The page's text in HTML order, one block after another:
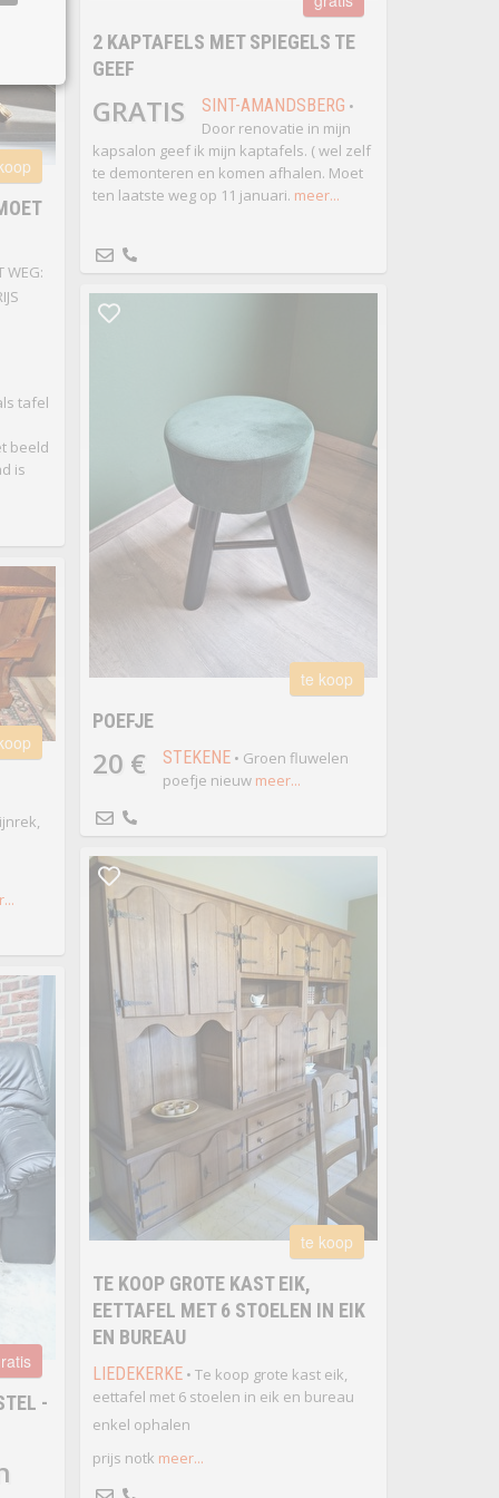
2 KAPTAFELS MET SPIEGELS TE
GEEF
GRATIS SINT-AMANDSBERG •
Door renovatie in mijn
kapsalon geef ik mijn kaptafels. ( wel zelf
te demonteren en komen afhalen. Moet
ten laatste weg op 11 januari. meer...
WEG:
tafel
beeld
is
te koop
POEFJE
20 € STEKENE • Groen fluwelen
poefje nieuw meer...
te koop
TE KOOP GROTE KAST EIK,
EETTAFEL MET 6 STOELEN IN EIK
EN BUREAU
LIEDEKERKE • Te koop grote kast eik,
eettafel met 6 stoelen in eik en bureau
enkel ophalen
prijs notk meer...
-